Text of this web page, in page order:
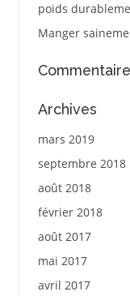
poids
Manger
Archives
mars 2019
septembre 2018
août 2018
février 2018
août 2017
mai 2017
avril 2017